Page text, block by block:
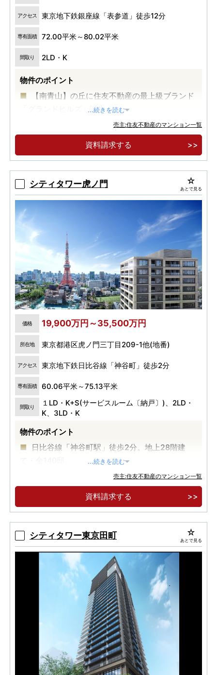
アクセス 東京地下鉄銀座線「表参道」徒歩12分
専有面積 72.00平米～80.02平米
間取り 2LD・K
物件のポイント
【南青山】の丘に住友不動産の最上級ブランド
「グランドヒルズ」誕生。
モデルルームオープン。
...続きを読む
売主:住友不動産のマンション一覧
資料請求する
シティタワー虎ノ門 あとで見る
価格 19,900万円～35,500万円
所在地 東京都港区虎ノ門三丁目209-1他(地番)
アクセス 東京地下鉄日比谷線「神谷町」徒歩2分
専有面積 60.06平米～75.13平米
間取り
１LD・K+S(サービスルーム〔納戸〕)、2LD・
K、3LD・K
物件のポイント
日比谷線「神谷町駅」徒歩2分。地上28階建
【実物見学可能】港区虎ノ門に誕生した制震タ
ワーレジデンス。
ホテルライクな内廊下設計。各階クリーンステ
...続きを読む
売主:住友不動産のマンション一覧
資料請求する
シティタワー東京田町 あとで見る